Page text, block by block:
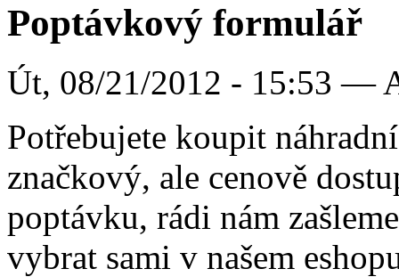
Poptávkový formulář
Út, 08/21/2012 - 15:53 —
Potřebujete koupit
značkový, ale cenově
poptávku, rádi nám
vybrat sami v našem